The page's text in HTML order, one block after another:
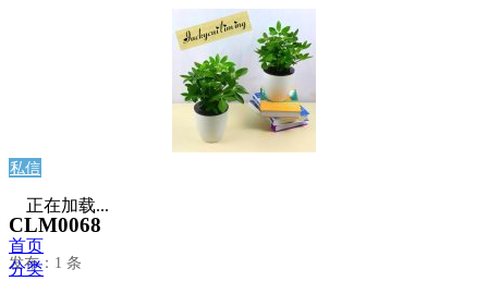
私信
CLM0068
发布：1 条
正在加载...
首页
分类